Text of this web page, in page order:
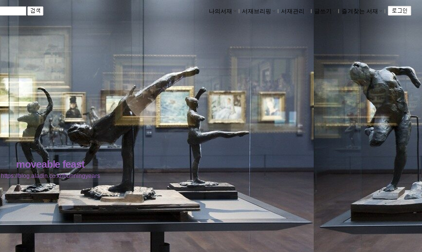
나의서재 ｌ 서재브리핑 ｌ 서재관리 ｌ 글쓰기 ｌ 즐겨찾는 서재 ｌ
moveable feast
https://blog.aladin.co.kr/bunningyears